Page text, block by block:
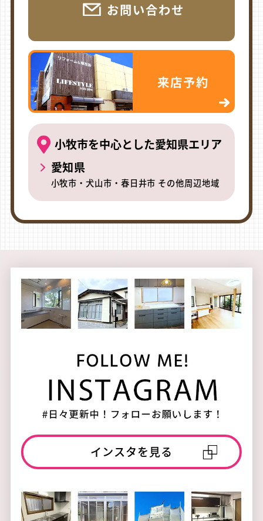
お問い合わせ
来店予約
小牧市を中心とした愛知県エリア
愛知県
小牧市・犬山市・春日井市 その他周辺地域
インスタを見る